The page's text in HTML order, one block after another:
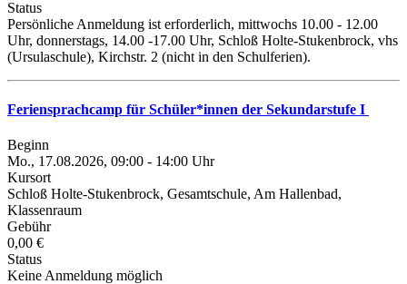
Status
Persönliche Anmeldung ist erforderlich, mittwochs 10.00 - 12.00
Uhr, donnerstags, 14.00 -17.00 Uhr, Schloß Holte-Stukenbrock, vhs
(Ursulaschule), Kirchstr. 2 (nicht in den Schulferien).
Feriensprachcamp für Schüler*innen der Sekundarstufe I
Beginn
Mo., 17.08.2026, 09:00 - 14:00 Uhr
Kursort
Schloß Holte-Stukenbrock, Gesamtschule, Am Hallenbad,
Klassenraum
Gebühr
0,00 €
Status
Keine Anmeldung möglich